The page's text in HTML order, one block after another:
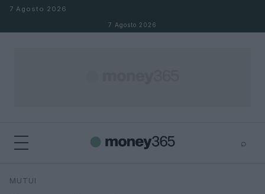
Salta al contenuto
7 Agosto 2026
7 Agosto 2026
⌕
Cerca
MUTUI